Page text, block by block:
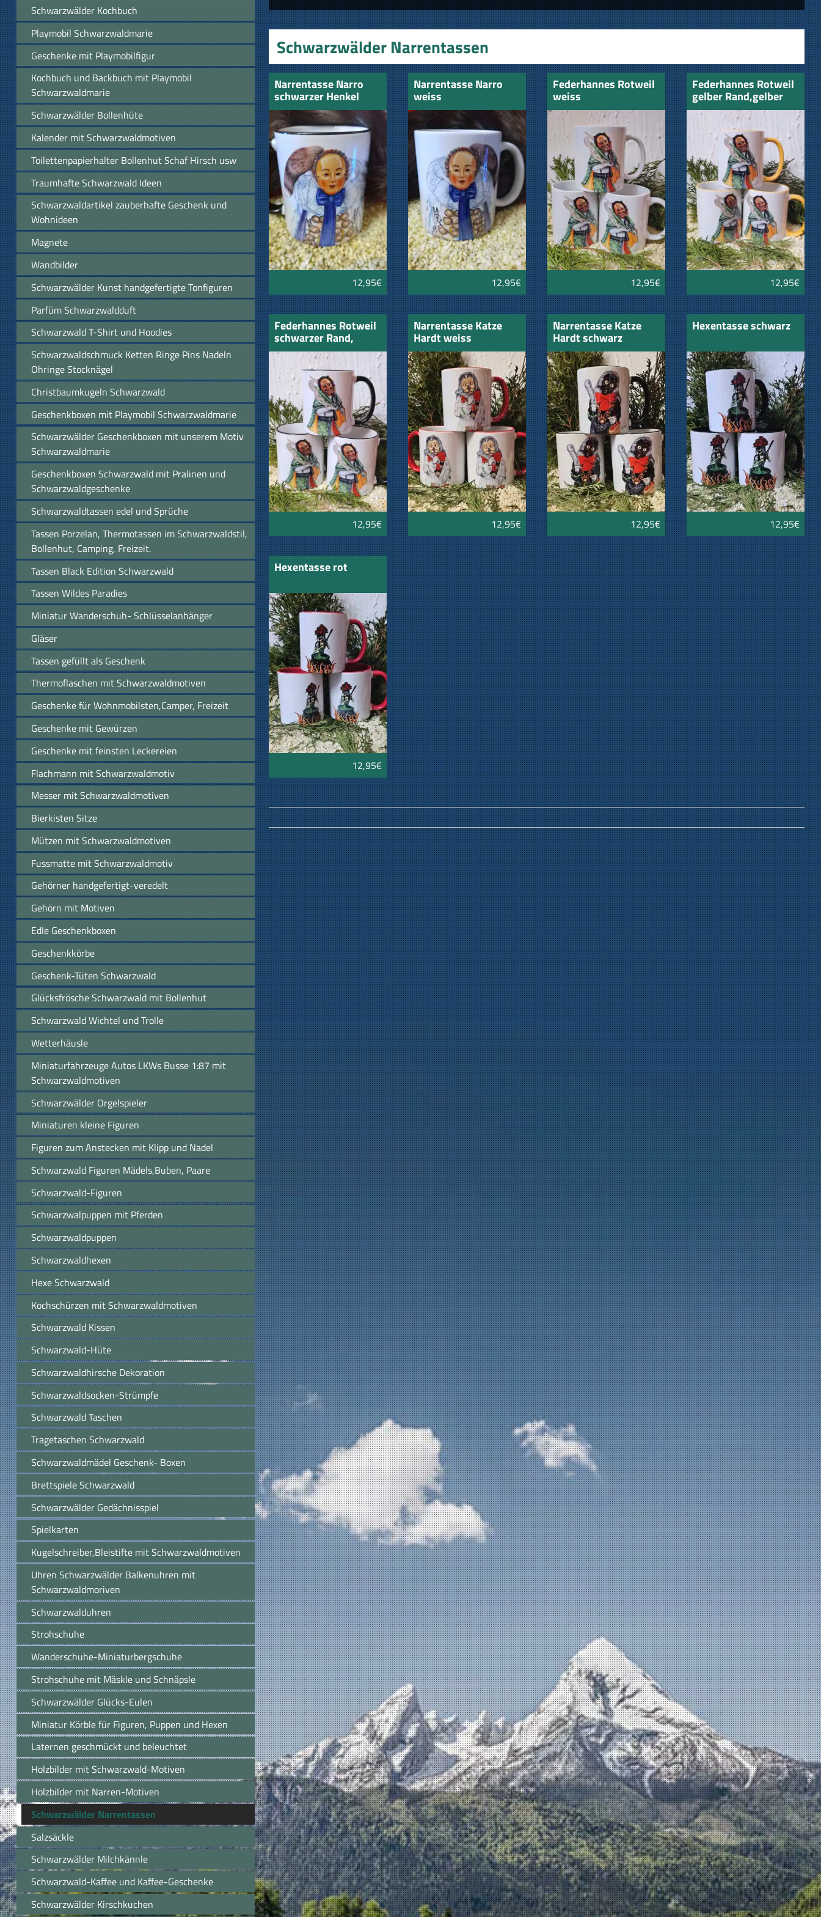
Schwarzwälder Kochbuch
Playmobil Schwarzwaldmarie
Geschenke mit Playmobilfigur
Kochbuch und Backbuch mit Playmobil
Schwarzwaldmarie
Schwarzwälder Bollenhüte
Kalender mit Schwarzwaldmotiven
Toilettenpapierhalter Bollenhut Schaf Hirsch usw
Traumhafte Schwarzwald Ideen
Schwarzwaldartikel zauberhafte Geschenk und
Wohnideen
Magnete
Wandbilder
Schwarzwälder Kunst handgefertigte Tonfiguren
Parfüm Schwarzwaldduft
Schwarzwald T-Shirt und Hoodies
Schwarzwaldschmuck Ketten Ringe Pins Nadeln
Ohringe Stocknägel
Christbaumkugeln Schwarzwald
Geschenkboxen mit Playmobil Schwarzwaldmarie
Schwarzwälder Geschenkboxen mit unserem Motiv
Schwarzwaldmarie
Geschenkboxen Schwarzwald mit Pralinen und
Schwarzwaldgeschenke
Schwarzwaldtassen edel und Sprüche
Tassen Porzelan, Thermotassen im Schwarzwaldstil,
Bollenhut, Camping, Freizeit.
Tassen Black Edition Schwarzwald
Tassen Wildes Paradies
Miniatur Wanderschuh- Schlüsselanhänger
Gläser
Tassen gefüllt als Geschenk
Thermoflaschen mit Schwarzwaldmotiven
Geschenke für Wohnmobilsten,Camper, Freizeit
Geschenke mit Gewürzen
Geschenke mit feinsten Leckereien
Flachmann mit Schwarzwaldmotiv
Messer mit Schwarzwaldmotiven
Bierkisten Sitze
Mützen mit Schwarzwaldmotiven
Fussmatte mit Schwarzwaldmotiv
Gehörner handgefertigt-veredelt
Gehörn mit Motiven
Edle Geschenkboxen
Geschenkkörbe
Geschenk-Tüten Schwarzwald
Glücksfrösche Schwarzwald mit Bollenhut
Schwarzwald Wichtel und Trolle
Wetterhäusle
Miniaturfahrzeuge Autos LKWs Busse 1:87 mit
Schwarzwaldmotiven
Schwarzwälder Orgelspieler
Miniaturen kleine Figuren
Figuren zum Anstecken mit Klipp und Nadel
Schwarzwald Figuren Mädels,Buben, Paare
Schwarzwald-Figuren
Schwarzwalpuppen mit Pferden
Schwarzwaldpuppen
Schwarzwaldhexen
Hexe Schwarzwald
Kochschürzen mit Schwarzwaldmotiven
Schwarzwald Kissen
Schwarzwald-Hüte
Schwarzwaldhirsche Dekoration
Schwarzwaldsocken-Strümpfe
Schwarzwald Taschen
Tragetaschen Schwarzwald
Schwarzwaldmädel Geschenk- Boxen
Brettspiele Schwarzwald
Schwarzwälder Gedächnisspiel
Spielkarten
Kugelschreiber,Bleistifte mit Schwarzwaldmotiven
Uhren Schwarzwälder Balkenuhren mit
Schwarzwaldmoriven
Schwarzwalduhren
Strohschuhe
Wanderschuhe-Miniaturbergschuhe
Strohschuhe mit Mäskle und Schnäpsle
Schwarzwälder Glücks-Eulen
Miniatur Körble für Figuren, Puppen und Hexen
Laternen geschmückt und beleuchtet
Holzbilder mit Schwarzwald-Motiven
Holzbilder mit Narren-Motiven
Schwarzwälder Narrentassen
Salzsäckle
Schwarzwälder Milchkännle
Schwarzwald-Kaffee und Kaffee-Geschenke
Schwarzwälder Kirschkuchen
Schwarzwälder Narrentassen
Narrentasse Narro
schwarzer Henkel
12,95€
Narrentasse Narro
weiss
12,95€
Federhannes Rotweil
weiss
12,95€
Federhannes Rotweil
gelber Rand,gelber
Henkel
12,95€
Federhannes Rotweil
schwarzer Rand,
schwarzer Henkel
12,95€
Narrentasse Katze
Hardt weiss
12,95€
Narrentasse Katze
Hardt schwarz
12,95€
Hexentasse schwarz
12,95€
Hexentasse rot
12,95€